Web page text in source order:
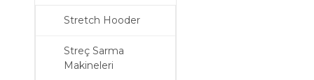
Stretch Hooder
Streç Sarma
Makineleri